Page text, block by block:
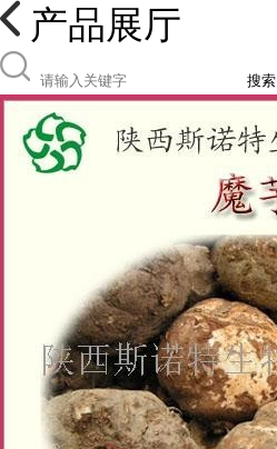
产品展厅
搜索